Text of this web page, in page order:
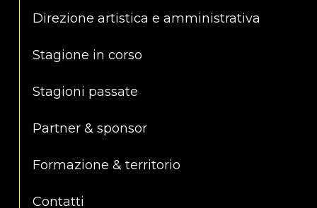
Direzione artistica e amministrativa
Stagione in corso
Stagioni passate
Partner & sponsor
Formazione & territorio
Contatti